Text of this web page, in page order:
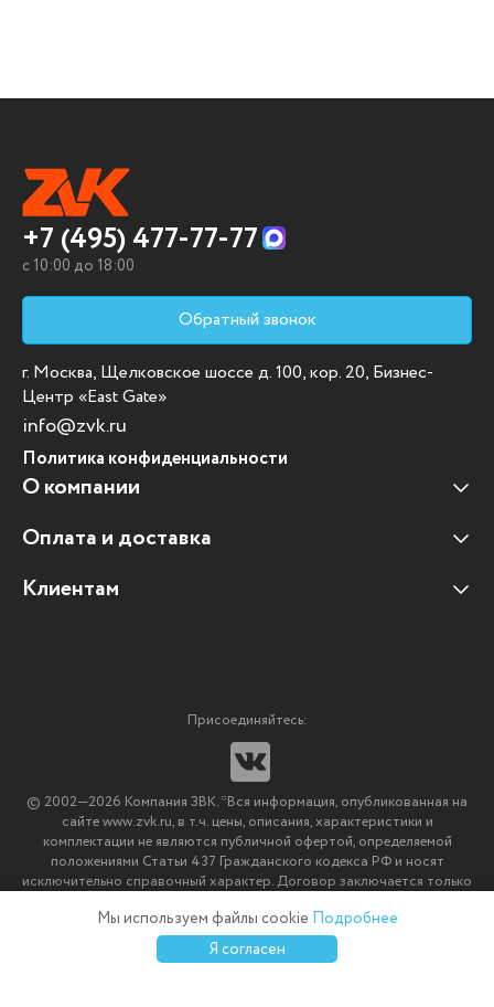
+7 (495) 477-77-77
c 10:00 до 18:00
Обратный звонок
г. Москва, Щелковское шоссе д. 100, кор. 20, Бизнес-
Центр «East Gate»
info@zvk.ru
Политика конфиденциальности
О компании
Наши клиенты
Отзывы клиентов
Оплата и доставка
Оплата и доставка
Клиентам
Мультимедийное оборудование
Импортозамещение ПО
© 2002—2026 Компания ЗВК. *Вся информация, опубликованная на
сайте www.zvk.ru, в т.ч. цены, описания, характеристики и
комплектации не являются публичной офертой, определяемой
положениями Статьи 437 Гражданского кодекса РФ и носят
исключительно справочный характер. Договор заключается только
ЗВК.
Присоединяйтесь:
0
Избранное
0
Сравнение Корзина
Мы используем файлы cookie Подробнее
Я согласен